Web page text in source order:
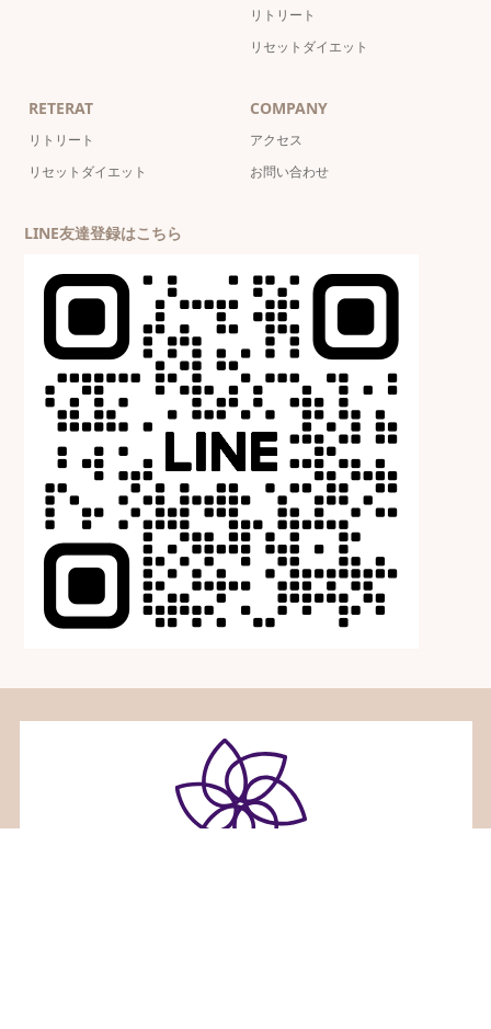
リトリート
リセットダイエット
RETERAT
リトリート
リセットダイエット
COMPANY
アクセス
お問い合わせ
LINE友達登録はこちら